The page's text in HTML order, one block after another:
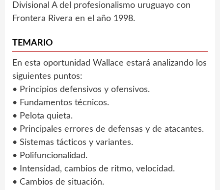
Divisional A del profesionalismo uruguayo con
Frontera Rivera en el año 1998.
TEMARIO
En esta oportunidad Wallace estará analizando los
siguientes puntos:
• Principios defensivos y ofensivos.
• Fundamentos técnicos.
• Pelota quieta.
• Principales errores de defensas y de atacantes.
• Sistemas tácticos y variantes.
• Polifuncionalidad.
• Intensidad, cambios de ritmo, velocidad.
• Cambios de situación.